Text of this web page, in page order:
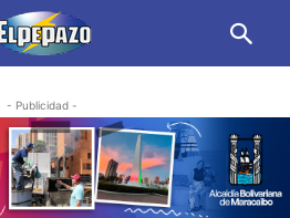
- Publicidad -